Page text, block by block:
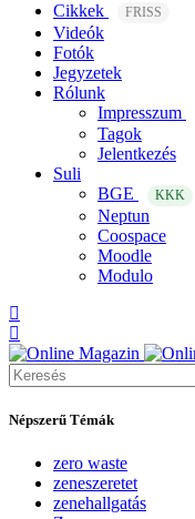
Cikkek FRISS
Videók
Fotók
Jegyzetek
Rólunk
Impresszum
Tagok
Jelentkezés
Suli
BGE
KKK
Neptun
Coospace
Moodle
Modulo
Népszerű Témák
zero waste
zeneszeretet
zenehallgatás